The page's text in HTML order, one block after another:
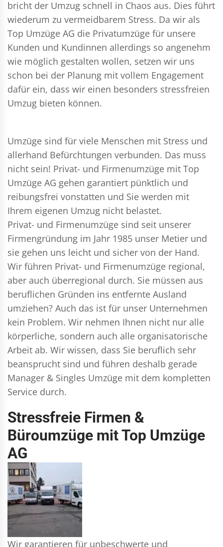
bricht der Umzug schnell in Chaos aus. Dies führt
wiederum zu vermeidbarem Stress. Da wir als
Top Umzüge AG die Privatumzüge für unsere
Kunden und Kundinnen allerdings so angenehm
wie möglich gestalten wollen, setzen wir uns
schon bei der Planung mit vollem Engagement
dafür ein, dass wir einen besonders stressfreien
Umzug bieten können.
Umzüge sind für viele Menschen mit Stress und
allerhand Befürchtungen verbunden. Das muss
nicht sein! Privat- und Firmenumzüge mit Top
Umzüge AG gehen garantiert pünktlich und
reibungsfrei vonstatten und Sie werden mit
Ihrem eigenen Umzug nicht belastet.
Privat- und Firmenumzüge sind seit unserer
Firmengründung im Jahr 1985 unser Metier und
sie gehen uns leicht und sicher von der Hand.
Wir führen Privat- und Firmenumzüge regional,
aber auch überregional durch. Sie müssen aus
beruflichen Gründen ins entfernte Ausland
umziehen? Auch das ist für unser Unternehmen
kein Problem. Wir nehmen Ihnen nicht nur alle
körperliche, sondern auch alle organisatorische
Arbeit ab. Wir wissen, dass Sie beruflich sehr
beansprucht sind und führen deshalb gerade
Manager & Singles Umzüge mit dem kompletten
Service durch.
Stressfreie Firmen &
Büroumzüge mit Top Umzüge
AG
Wir garantieren für unbeschwerte und